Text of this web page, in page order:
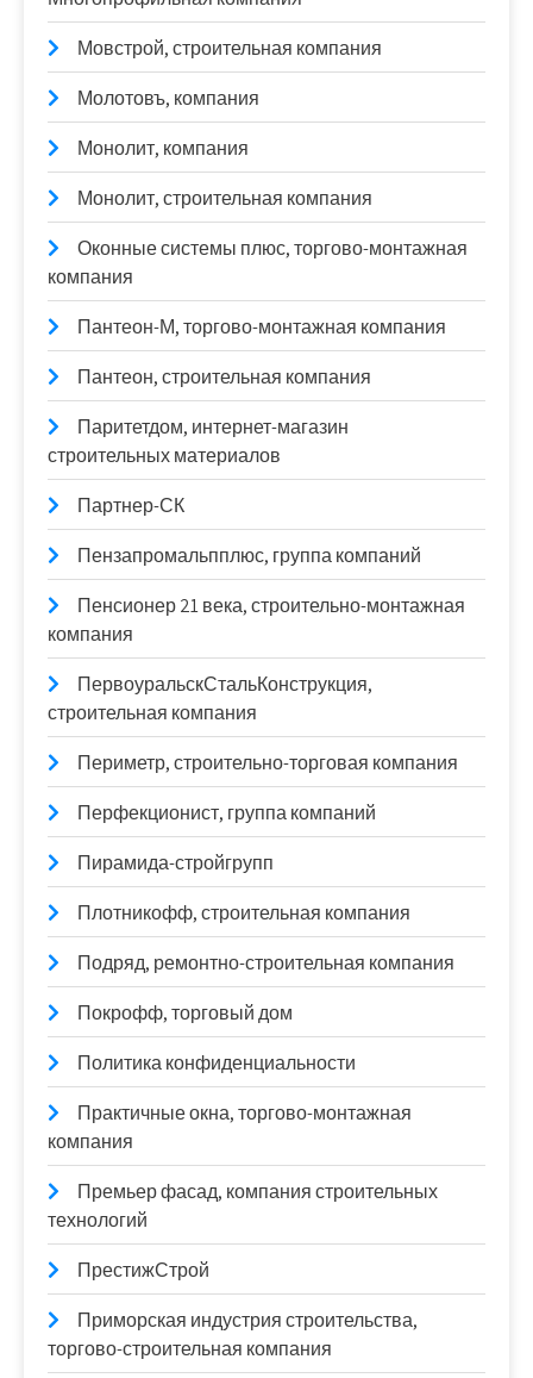
Мовстрой, строительная компания
Молотовъ, компания
Монолит, компания
Монолит, строительная компания
Оконные системы плюс, торгово-монтажная
компания
Пантеон-М, торгово-монтажная компания
Пантеон, строительная компания
Паритетдом, интернет-магазин
строительных материалов
Партнер-СК
Пензапромальпплюс, группа компаний
Пенсионер 21 века, строительно-монтажная
компания
ПервоуральскСтальКонструкция,
строительная компания
Периметр, строительно-торговая компания
Перфекционист, группа компаний
Пирамида-стройгрупп
Плотникофф, строительная компания
Подряд, ремонтно-строительная компания
Покрофф, торговый дом
Политика конфиденциальности
Практичные окна, торгово-монтажная
компания
Премьер фасад, компания строительных
технологий
ПрестижСтрой
Приморская индустрия строительства,
торгово-строительная компания